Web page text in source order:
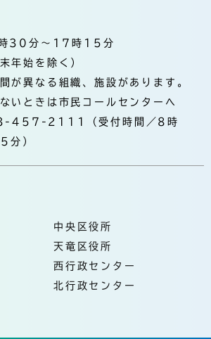
30分～17時15分
年始を除く）
が異なる組織、施設があります。
いときは市民コールセンターへ
457-2111（受付時間／8時
分）
中央区役所
天竜区役所
西行政センター
北行政センター